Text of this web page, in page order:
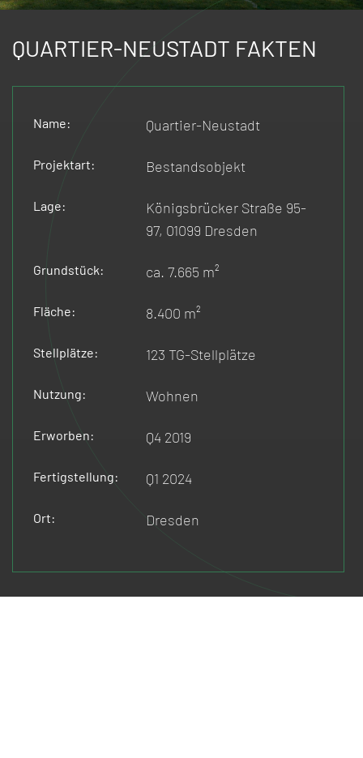
QUARTIER-NEUSTADT FAKTEN
Name: Quartier-Neustadt
Projektart: Bestandsobjekt
Lage:
Königsbrücker Straße 95-
97, 01099 Dresden
Grundstück: ca. 7.665 m²
Fläche: 8.400 m²
Stellplätze: 123 TG-Stellplätze
Nutzung: Wohnen
Erworben: Q4 2019
Fertigstellung: Q1 2024
Ort: Dresden